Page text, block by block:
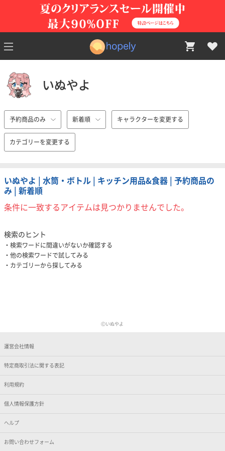
いぬやよ
予約商品のみ 新着順 キャラクターを変更する
カテゴリーを変更する
いぬやよ | 水筒・ボトル | キッチン用品&食器 | 予約商品の
み | 新着順
条件に一致するアイテムは見つかりませんでした。
検索のヒント
検索ワードに間違いがないか確認する
他の検索ワードで試してみる
カテゴリーから探してみる
Ⓒいぬやよ
運営会社情報
特定商取引法に関する表記
利用規約
個人情報保護方針
ヘルプ
お問い合わせフォーム